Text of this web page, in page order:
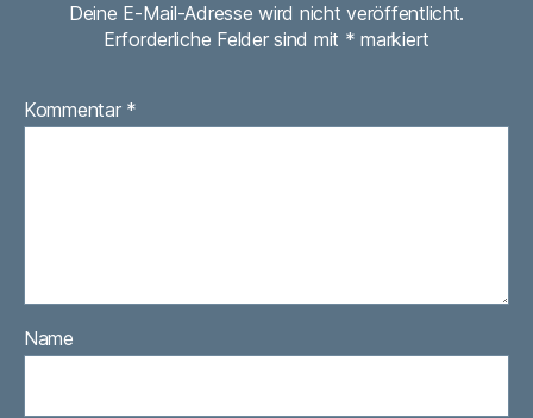
Deine E-Mail-Adresse wird nicht veröffentlicht.
Erforderliche Felder sind mit * markiert
Kommentar *
Name